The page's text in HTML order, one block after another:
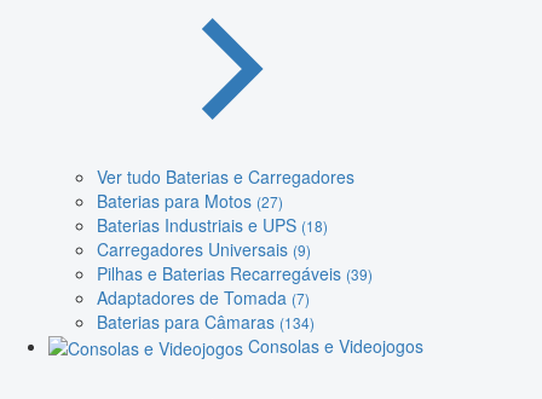
Ver tudo Baterias e Carregadores
Baterias para Motos (27)
Baterias Industriais e UPS (18)
Carregadores Universais (9)
Pilhas e Baterias Recarregáveis (39)
Adaptadores de Tomada (7)
Baterias para Câmaras (134)
Consolas e Videojogos